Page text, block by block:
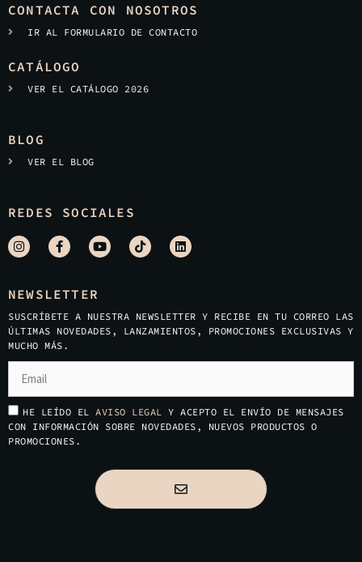
CONTACTA CON NOSOTROS
IR AL FORMULARIO DE CONTACTO
CATÁLOGO
VER EL CATÁLOGO 2026
BLOG
VER EL BLOG
REDES SOCIALES
NEWSLETTER
SUSCRÍBETE A NUESTRA NEWSLETTER Y RECIBE EN TU CORREO LAS
ÚLTIMAS NOVEDADES, LANZAMIENTOS, PROMOCIONES EXCLUSIVAS Y
MUCHO MÁS.
HE LEÍDO EL AVISO LEGAL Y ACEPTO EL ENVÍO DE MENSAJES
CON INFORMACIÓN SOBRE NOVEDADES, NUEVOS PRODUCTOS O
PROMOCIONES.